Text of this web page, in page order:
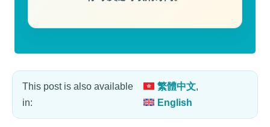
This post is also available
in:
繁體中文
English